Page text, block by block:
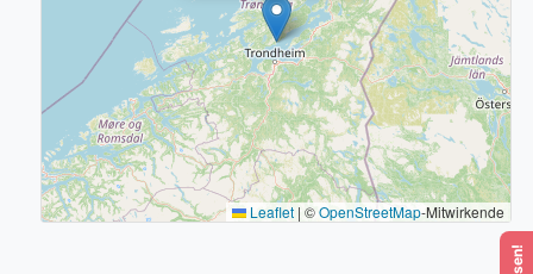
Leaflet | ©OpenStreetMap-Mitwirkende